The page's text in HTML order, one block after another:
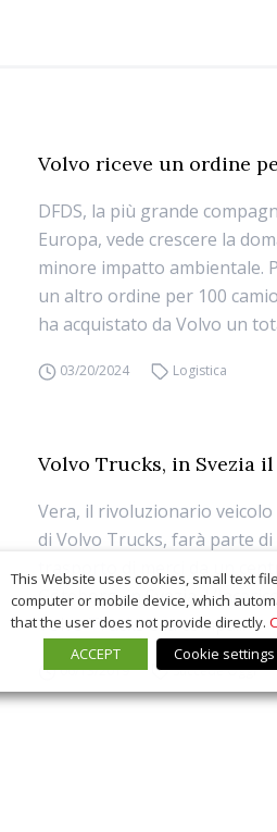
Volvo riceve un ordine
DFDS, la più grande
Europa, vede crescere la
minore impatto ambientale.
un altro ordine per 100
ha acquistato da Volvo un
03/20/2024 Logistica
Volvo Trucks, in Svezia
Vera, il rivoluzionario
di Volvo Trucks, farà parte
trasporto di merci da un
Göteborg, in Svezia.
Volvo Trucks e la compa...
06/13/2019 Succede Oggi
This Website uses cookies, small text
computer or mobile device, which
that the user does not provide directly.
ACCEPT
Cookie settings